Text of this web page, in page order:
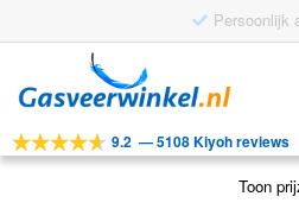
Persoonlijk
door
navigatie
naar
inhoud
Tools 9.2 —5108 Kiyoh reviews
Toon